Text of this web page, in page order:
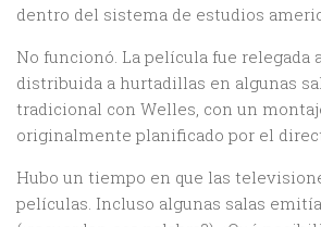
dentro del sistema de estudios
No funcionó. La película fue relegada
distribuida a hurtadillas en algunas
tradicional con Welles, con un
originalmente planificado por el
Hubo un tiempo en que las
películas. Incluso algunas salas